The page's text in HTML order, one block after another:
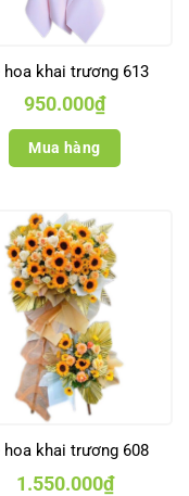
hoa khai trương 613
950.000₫
Mua hàng
hoa khai trương 608
1.550.000₫